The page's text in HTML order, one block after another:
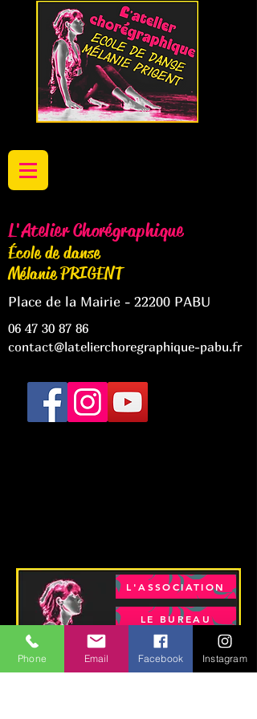
L'Atelier Chorégraphique
École de danse
MélaniePRIGENT
Place de la Mairie - 22200 PABU
06 47 30 87 86
contact@latelierchoregraphique-pabu.fr
L'ASSOCIATION
LE BUREAU
LA PROFESSEURE
Phone Email Facebook Instagram